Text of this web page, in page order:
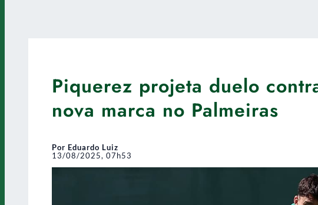
Piquerez projeta duelo
nova marca no Palmeiras
Por Eduardo Luiz
13/08/2025, 07h53